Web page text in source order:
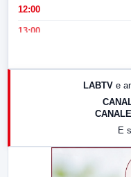
12:00
13:00
LABTV e
E